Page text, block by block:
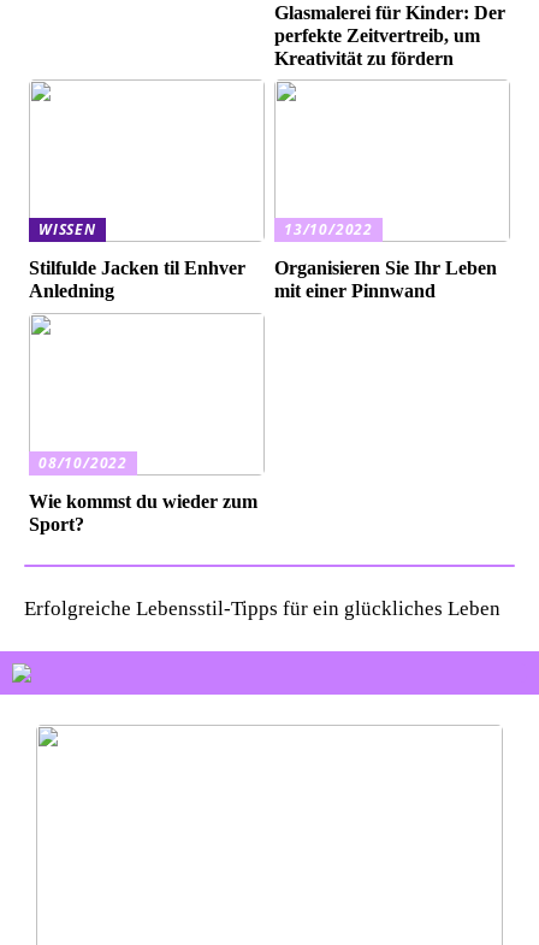
Glasmalerei für Kinder: Der
perfekte Zeitvertreib, um
Kreativität zu fördern
WISSEN
Stilfulde Jacken til Enhver
Anledning
13/10/2022
Organisieren Sie Ihr Leben
mit einer Pinnwand
08/10/2022
Wie kommst du wieder zum
Sport?
Erfolgreiche Lebensstil-Tipps für ein glückliches Leben